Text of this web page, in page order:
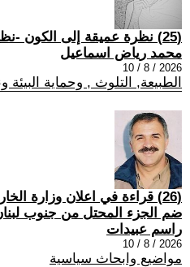
(25) نظرة عميقة إلى الكون -نظرة فلسفية علمية-
محمد رياض اسماعيل
2026 / 8 / 10
الطبيعة, التلوث , وحماية
(26) قراءة في اعلان وزارة
ضم الجزء المحتل من جنوب
راسم عبيدات
2026 / 8 / 10
مواضيع وابحاث سياسية